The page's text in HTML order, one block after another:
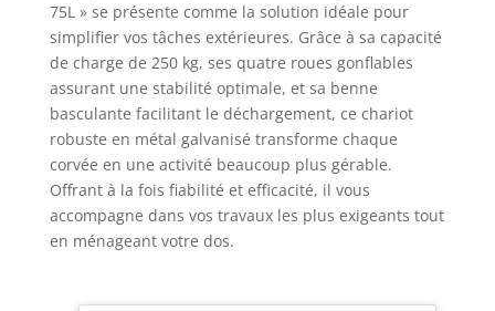
75L » se présente comme la solution idéale pour
simplifier vos tâches extérieures. Grâce à sa capacité
de charge de 250 kg, ses quatre roues gonflables
assurant une stabilité optimale, et sa benne
basculante facilitant le déchargement, ce chariot
robuste en métal galvanisé transforme chaque
corvée en une activité beaucoup plus gérable.
Offrant à la fois fiabilité et efficacité, il vous
accompagne dans vos travaux les plus exigeants tout
en ménageant votre dos.